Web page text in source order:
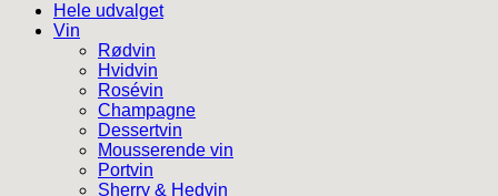
Hele udvalget
Vin
Rødvin
Hvidvin
Rosévin
Champagne
Dessertvin
Mousserende vin
Portvin
Sherry & Hedvin